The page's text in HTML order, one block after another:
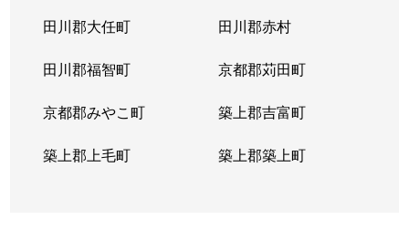
田川郡大任町 田川郡赤村
田川郡福智町 京都郡苅田町
京都郡みやこ町 築上郡吉富町
築上郡上毛町 築上郡築上町